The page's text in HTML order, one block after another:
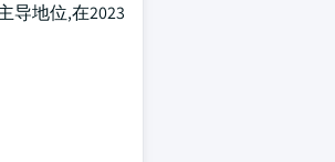
导地位,在2023